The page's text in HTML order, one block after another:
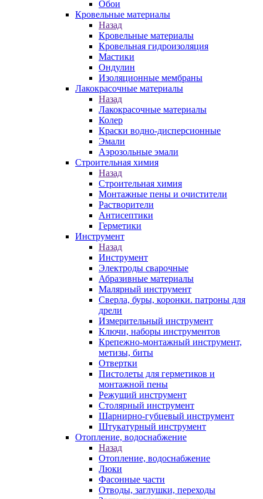
Обои
Кровельные материалы
Назад
Кровельные материалы
Кровельная гидроизоляция
Мастики
Ондулин
Изоляционные мембраны
Лакокрасочные материалы
Назад
Лакокрасочные материалы
Колер
Краски водно-дисперсионные
Эмали
Аэрозольные эмали
Строительная химия
Назад
Строительная химия
Монтажные пены и очистители
Растворители
Антисептики
Герметики
Инструмент
Назад
Инструмент
Электроды сварочные
Абразивные материалы
Малярный инструмент
Сверла, буры, коронки. патроны для
дрели
Измерительный инструмент
Ключи, наборы инструментов
Крепежно-монтажный инструмент,
метизы, биты
Отвертки
Пистолеты для герметиков и
монтажной пены
Режущий инструмент
Столярный инструмент
Шарнирно-губцевый инструмент
Штукатурный инструмент
Отопление, водоснабжение
Назад
Отопление, водоснабжение
Люки
Фасонные части
Отводы, заглушки, переходы